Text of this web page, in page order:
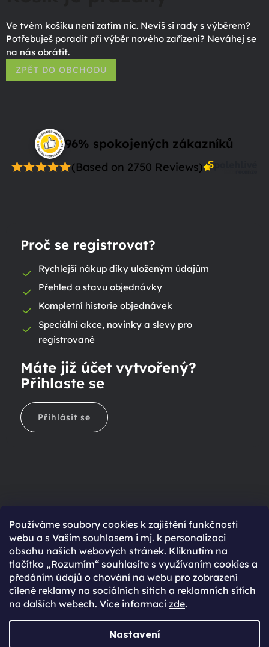
Používáme soubory cookies k zajištění funkčnosti
webu a s Vaším souhlasem i mj. k personalizaci
obsahu našich webových stránek. Kliknutím na
tlačítko „Rozumím“ souhlasíte s využívaním cookies a
předáním údajů o chování na webu pro zobrazení
cílené reklamy na sociálních sítích a reklamních sítích
na dalších webech. Více informací zde.
Nastavení
Ve tvém košíku není zatím nic. Nevíš si rady s výběrem?
Potřebuješ poradit při výběr nového zařízení? Neváhej se
na nás obrátit.
ZPĚT DO OBCHODU
96% spokojených zákazníků
(Based on 2750 Reviews)
Proč se registrovat?
Rychlejší nákup díky uloženým údajům
Přehled o stavu objednávky
Kompletní historie objednávek
Speciální akce, novinky a slevy pro
registrované
Máte již účet vytvořený?
Přihlaste se
Přihlásit se
Ještě nemáte účet?
Rychlejší nákup díky uloženým údajům
Přehled o stavu objednávky
Kompletní historie objednávek
Speciální akce, novinky a slevy pro registrované